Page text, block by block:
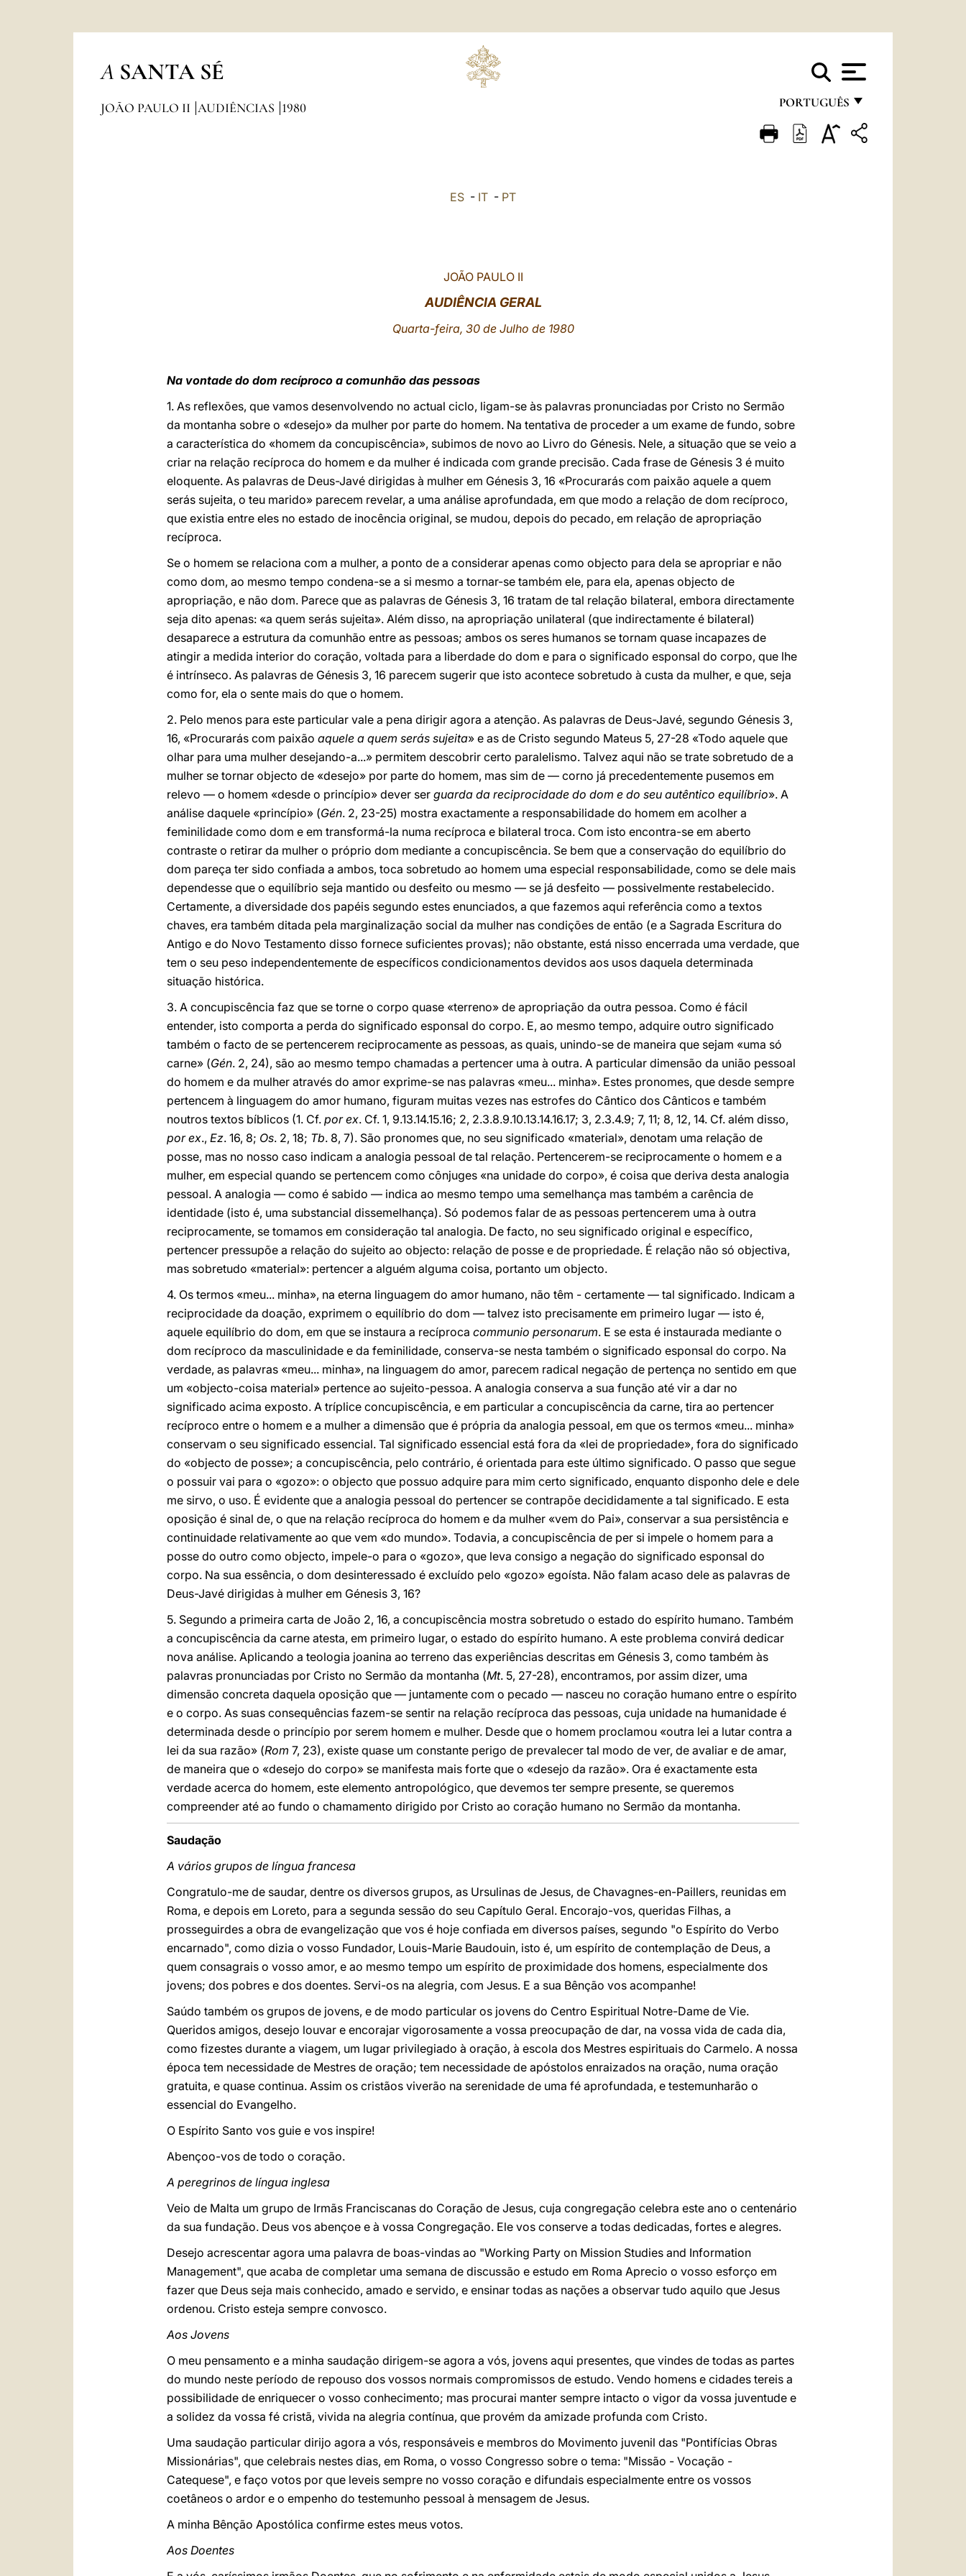
A SANTA SÉ
PORTUGUÊS
FRANÇAIS
JOÃO PAULO II AUDIÊNCIAS 1980
ES - IT - PT
JOÃO PAULO II
AUDIÊNCIA GERAL
Quarta-feira, 30 de Julho de 1980
Na vontade do dom recíproco a comunhão das pessoas
1. As reflexões, que vamos desenvolvendo no actual ciclo, ligam-se às palavras pronunciadas por Cristo no Sermão
da montanha sobre o «desejo» da mulher por parte do homem. Na tentativa de proceder a um exame de fundo, sobre
a característica do «homem da concupiscência», subimos de novo ao Livro do Génesis. Nele, a situação que se veio a
criar na relação recíproca do homem e da mulher é indicada com grande precisão. Cada frase de Génesis 3 é muito
eloquente. As palavras de Deus-Javé dirigidas à mulher em Génesis 3, 16 «Procurarás com paixão aquele a quem
serás sujeita, o teu marido» parecem revelar, a uma análise aprofundada, em que modo a relação de dom recíproco,
que existia entre eles no estado de inocência original, se mudou, depois do pecado, em relação de apropriação
recíproca.
Se o homem se relaciona com a mulher, a ponto de a considerar apenas como objecto para dela se apropriar e não
como dom, ao mesmo tempo condena-se a si mesmo a tornar-se também ele, para ela, apenas objecto de
apropriação, e não dom. Parece que as palavras de Génesis 3, 16 tratam de tal relação bilateral, embora directamente
seja dito apenas: «a quem serás sujeita». Além disso, na apropriação unilateral (que indirectamente é bilateral)
desaparece a estrutura da comunhão entre as pessoas; ambos os seres humanos se tornam quase incapazes de
atingir a medida interior do coração, voltada para a liberdade do dom e para o significado esponsal do corpo, que lhe
é intrínseco. As palavras de Génesis 3, 16 parecem sugerir que isto acontece sobretudo à custa da mulher, e que, seja
como for, ela o sente mais do que o homem.
2. Pelo menos para este particular vale a pena dirigir agora a atenção. As palavras de Deus-Javé, segundo Génesis 3,
16, «Procurarás com paixão aquele a quem serás sujeita» e as de Cristo segundo Mateus 5, 27-28 «Todo aquele que
olhar para uma mulher desejando-a...» permitem descobrir certo paralelismo. Talvez aqui não se trate sobretudo de a
mulher se tornar objecto de «desejo» por parte do homem, mas sim de — corno já precedentemente pusemos em
relevo — o homem «desde o princípio» dever ser guarda da reciprocidade do dom e do seu autêntico equilíbrio». A
análise daquele «princípio» (Gén. 2, 23-25) mostra exactamente a responsabilidade do homem em acolher a
feminilidade como dom e em transformá-la numa recíproca e bilateral troca. Com isto encontra-se em aberto
contraste o retirar da mulher o próprio dom mediante a concupiscência. Se bem que a conservação do equilíbrio do
dom pareça ter sido confiada a ambos, toca sobretudo ao homem uma especial responsabilidade, como se dele mais
dependesse que o equilíbrio seja mantido ou desfeito ou mesmo — se já desfeito — possivelmente restabelecido.
Certamente, a diversidade dos papéis segundo estes enunciados, a que fazemos aqui referência como a textos
chaves, era também ditada pela marginalização social da mulher nas condições de então (e a Sagrada Escritura do
Antigo e do Novo Testamento disso fornece suficientes provas); não obstante, está nisso encerrada uma verdade, que
tem o seu peso independentemente de específicos condicionamentos devidos aos usos daquela determinada
situação histórica.
3. A concupiscência faz que se torne o corpo quase «terreno» de apropriação da outra pessoa. Como é fácil
entender, isto comporta a perda do significado esponsal do corpo. E, ao mesmo tempo, adquire outro significado
também o facto de se pertencerem reciprocamente as pessoas, as quais, unindo-se de maneira que sejam «uma só
carne» (Gén. 2, 24), são ao mesmo tempo chamadas a pertencer uma à outra. A particular dimensão da união pessoal
do homem e da mulher através do amor exprime-se nas palavras «meu... minha». Estes pronomes, que desde sempre
pertencem à linguagem do amor humano, figuram muitas vezes nas estrofes do Cântico dos Cânticos e também
noutros textos bíblicos (1. Cf. por ex. Cf. 1, 9.13.14.15.16; 2, 2.3.8.9.10.13.14.16.17; 3, 2.3.4.9; 7, 11; 8, 12, 14. Cf. além disso,
por ex., Ez. 16, 8; Os. 2, 18; Tb. 8, 7). São pronomes que, no seu significado «material», denotam uma relação de
posse, mas no nosso caso indicam a analogia pessoal de tal relação. Pertencerem-se reciprocamente o homem e a
mulher, em especial quando se pertencem como cônjuges «na unidade do corpo», é coisa que deriva desta analogia
pessoal. A analogia — como é sabido — indica ao mesmo tempo uma semelhança mas também a carência de
identidade (isto é, uma substancial dissemelhança). Só podemos falar de as pessoas pertencerem uma à outra
reciprocamente, se tomamos em consideração tal analogia. De facto, no seu significado original e específico,
pertencer pressupõe a relação do sujeito ao objecto: relação de posse e de propriedade. É relação não só objectiva,
mas sobretudo «material»: pertencer a alguém alguma coisa, portanto um objecto.
4. Os termos «meu... minha», na eterna linguagem do amor humano, não têm - certamente — tal significado. Indicam a
reciprocidade da doação, exprimem o equilíbrio do dom — talvez isto precisamente em primeiro lugar — isto é,
aquele equilíbrio do dom, em que se instaura a recíproca communio personarum. E se esta é instaurada mediante o
dom recíproco da masculinidade e da feminilidade, conserva-se nesta também o significado esponsal do corpo. Na
verdade, as palavras «meu... minha», na linguagem do amor, parecem radical negação de pertença no sentido em que
um «objecto-coisa material» pertence ao sujeito-pessoa. A analogia conserva a sua função até vir a dar no
significado acima exposto. A tríplice concupiscência, e em particular a concupiscência da carne, tira ao pertencer
recíproco entre o homem e a mulher a dimensão que é própria da analogia pessoal, em que os termos «meu... minha»
conservam o seu significado essencial. Tal significado essencial está fora da «lei de propriedade», fora do significado
do «objecto de posse»; a concupiscência, pelo contrário, é orientada para este último significado. O passo que segue
o possuir vai para o «gozo»: o objecto que possuo adquire para mim certo significado, enquanto disponho dele e dele
me sirvo, o uso. É evidente que a analogia pessoal do pertencer se contrapõe decididamente a tal significado. E esta
oposição é sinal de, o que na relação recíproca do homem e da mulher «vem do Pai», conservar a sua persistência e
continuidade relativamente ao que vem «do mundo». Todavia, a concupiscência de per si impele o homem para a
posse do outro como objecto, impele-o para o «gozo», que leva consigo a negação do significado esponsal do
corpo. Na sua essência, o dom desinteressado é excluído pelo «gozo» egoísta. Não falam acaso dele as palavras de
Deus-Javé dirigidas à mulher em Génesis 3, 16?
5. Segundo a primeira carta de João 2, 16, a concupiscência mostra sobretudo o estado do espírito humano. Também
a concupiscência da carne atesta, em primeiro lugar, o estado do espírito humano. A este problema convirá dedicar
nova análise. Aplicando a teologia joanina ao terreno das experiências descritas em Génesis 3, como também às
palavras pronunciadas por Cristo no Sermão da montanha (Mt. 5, 27-28), encontramos, por assim dizer, uma
dimensão concreta daquela oposição que — juntamente com o pecado — nasceu no coração humano entre o espírito
e o corpo. As suas consequências fazem-se sentir na relação recíproca das pessoas, cuja unidade na humanidade é
determinada desde o princípio por serem homem e mulher. Desde que o homem proclamou «outra lei a lutar contra a
lei da sua razão» (Rom 7, 23), existe quase um constante perigo de prevalecer tal modo de ver, de avaliar e de amar,
de maneira que o «desejo do corpo» se manifesta mais forte que o «desejo da razão». Ora é exactamente esta
verdade acerca do homem, este elemento antropológico, que devemos ter sempre presente, se queremos
compreender até ao fundo o chamamento dirigido por Cristo ao coração humano no Sermão da montanha.
Saudação
A vários grupos de língua francesa
Congratulo-me de saudar, dentre os diversos grupos, as Ursulinas de Jesus, de Chavagnes-en-Paillers, reunidas em
Roma, e depois em Loreto, para a segunda sessão do seu Capítulo Geral. Encorajo-vos, queridas Filhas, a
prosseguirdes a obra de evangelização que vos é hoje confiada em diversos países, segundo "o Espírito do Verbo
encarnado", como dizia o vosso Fundador, Louis-Marie Baudouin, isto é, um espírito de contemplação de Deus, a
quem consagrais o vosso amor, e ao mesmo tempo um espírito de proximidade dos homens, especialmente dos
jovens; dos pobres e dos doentes. Servi-os na alegria, com Jesus. E a sua Bênção vos acompanhe!
Saúdo também os grupos de jovens, e de modo particular os jovens do Centro Espiritual Notre-Dame de Vie.
Queridos amigos, desejo louvar e encorajar vigorosamente a vossa preocupação de dar, na vossa vida de cada dia,
como fizestes durante a viagem, um lugar privilegiado à oração, à escola dos Mestres espirituais do Carmelo. A nossa
época tem necessidade de Mestres de oração; tem necessidade de apóstolos enraizados na oração, numa oração
gratuita, e quase continua. Assim os cristãos viverão na serenidade de uma fé aprofundada, e testemunharão o
essencial do Evangelho.
O Espírito Santo vos guie e vos inspire!
Abençoo-vos de todo o coração.
A peregrinos de língua inglesa
Veio de Malta um grupo de Irmãs Franciscanas do Coração de Jesus, cuja congregação celebra este ano o centenário
da sua fundação. Deus vos abençoe e à vossa Congregação. Ele vos conserve a todas dedicadas, fortes e alegres.
Desejo acrescentar agora uma palavra de boas-vindas ao "Working Party on Mission Studies and Information
Management", que acaba de completar uma semana de discussão e estudo em Roma Aprecio o vosso esforço em
fazer que Deus seja mais conhecido, amado e servido, e ensinar todas as nações a observar tudo aquilo que Jesus
ordenou. Cristo esteja sempre convosco.
Aos Jovens
O meu pensamento e a minha saudação dirigem-se agora a vós, jovens aqui presentes, que vindes de todas as partes
do mundo neste período de repouso dos vossos normais compromissos de estudo. Vendo homens e cidades tereis a
possibilidade de enriquecer o vosso conhecimento; mas procurai manter sempre intacto o vigor da vossa juventude e
a solidez da vossa fé cristã, vivida na alegria contínua, que provém da amizade profunda com Cristo.
Uma saudação particular dirijo agora a vós, responsáveis e membros do Movimento juvenil das "Pontifícias Obras
Missionárias", que celebrais nestes dias, em Roma, o vosso Congresso sobre o tema: "Missão - Vocação -
Catequese", e faço votos por que leveis sempre no vosso coração e difundais especialmente entre os vossos
coetâneos o ardor e o empenho do testemunho pessoal à mensagem de Jesus.
A minha Bênção Apostólica confirme estes meus votos.
Aos Doentes